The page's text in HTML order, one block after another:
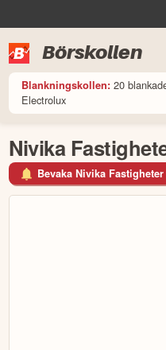
Börskollen
Blankningskollen: 20
Electrolux
Nivika
Bevaka Nivika Fastigheter